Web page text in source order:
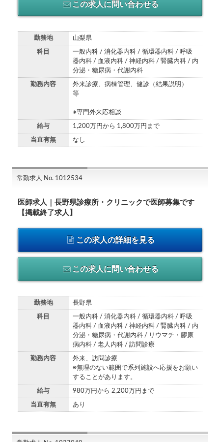
この求人に問い合わせる
勤務地 山梨県
科目
一般内科 / 消化器内科 / 循環器内科 / 呼吸
器内科 / 血液内科 / 神経内科 / 腎臓内科 / 内
分泌・糖尿病・代謝内科
勤務内容
外来診療、病棟管理、健診（結果説明）
等
※専門外来応相談
給与 1,200万円から 1,800万円まで
当直有無 なし
常勤求人 No. 1012534
医師求人｜長野県診療所・クリニックで医師募集です
【掲載終了求人】
この求人の詳細を見る
この求人に問い合わせる
勤務地 長野県
科目
一般内科 / 消化器内科 / 循環器内科 / 呼吸
器内科 / 血液内科 / 神経内科 / 腎臓内科 / 内
分泌・糖尿病・代謝内科 / リウマチ・膠原
病内科 / 老人内科 / 訪問診療
勤務内容
外来、訪問診療
※無理のない範囲で系列施設へ応援をお願い
することがあります。
給与 980万円から 2,200万円まで
当直有無 あり